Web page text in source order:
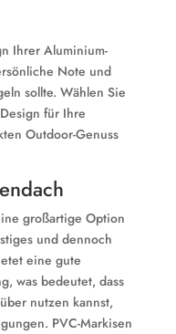
Ihrer Aluminium-
Note und
sollte. Wählen Sie
für Ihre
Outdoor-Genuss
großartige Option
und dennoch
eine gute
was bedeutet, dass
nutzen kannst,
PVC-Markisen